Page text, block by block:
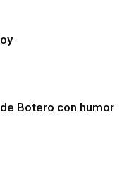
Botero con humor